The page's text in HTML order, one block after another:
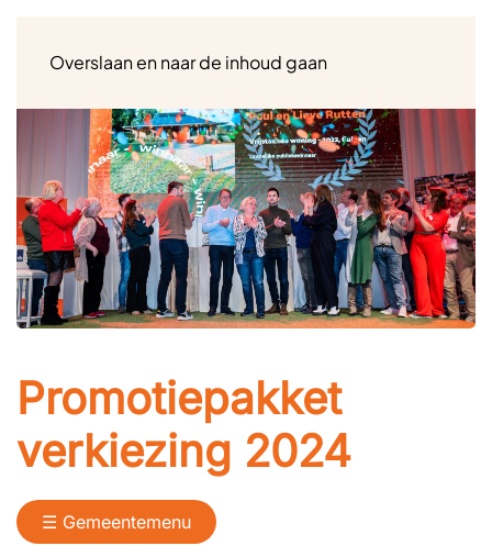
Overslaan en naar de inhoud gaan
Promotiepakket
verkiezing 2024
☰ Gemeentemenu